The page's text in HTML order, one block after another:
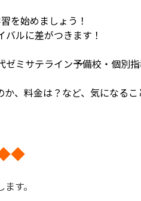
を始めましょう！
ルに差がつきます！
ミサテライン予備校・個別
、料金は？など、気になる
す。